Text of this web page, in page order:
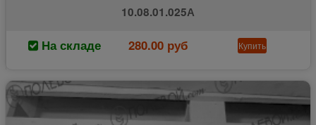
10.08.01.025А
На складе 280.00 руб Купить